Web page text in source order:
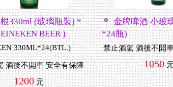
330ml (玻璃瓶裝) *
BEER )
330ML*24(BTL.)
酒後不開車 安全有保障
1200元
金牌啤酒 小玻
*24瓶)
禁止酒駕 酒後不開
1050